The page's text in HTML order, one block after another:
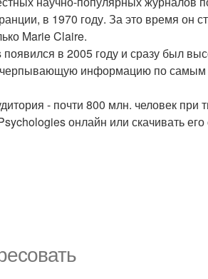
в 1970 году. За это время он
Marie Claire.
в 2005 году и сразу был
информацию по
- почти 800 млн. человек при
онлайн или скачивать